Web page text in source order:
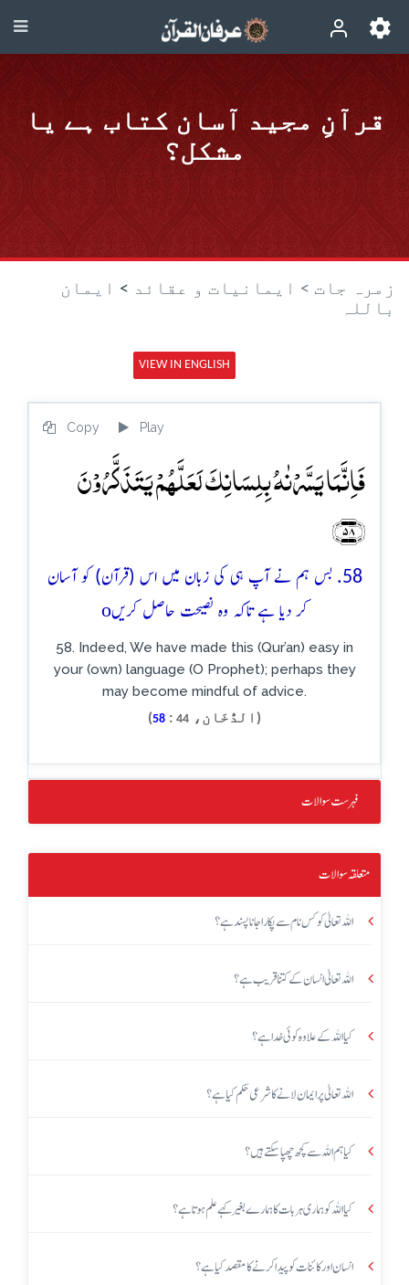
قرآنِ مجید آسان کتاب ہے یا
مشکل؟
زمرہ جات > ایمانیات و عقائد > ایمان
باللہ
VIEW IN ENGLISH
Play
Copy
فَاِنَّمَا یَسَّرۡنٰہُ بِلِسَانِکَ لَعَلَّہُمۡ یَتَذَکَّرُوۡنَ
﴿۵۸﴾
58. بس ہم نے آپ ہی کی زبان میں اس (قرآن) کو آسان
کر دیا ہے تاکہ وہ نصیحت حاصل کریںo
58. Indeed, We have made this (Qur’an) easy in
your (own) language (O Prophet); perhaps they
may become mindful of advice.
(الدُّخَان، 44
:
58
)
فہرست سوالات
متعلقہ سوالات
اللہ تعالیٰ کو کس نام سے پکارا جانا پسند ہے؟
اللہ تعالیٰ انسان کے کتنا قریب ہے؟
کیا اللہ کے علاوہ کوئی خدا ہے؟
اللہ تعالیٰ پر ایمان لانے کا شرعی حکم کیا ہے؟
کیا ہم اللہ سے کچھ چھپا سکتے ہیں؟
کیا اللہ کو ہماری ہر بات کا ہمارے بغیر کہے علم ہوتا ہے؟
انسان اور کائنات کو پیدا کرنے کا مقصد کیا ہے؟